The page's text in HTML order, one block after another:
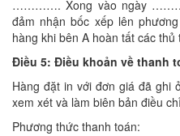
…………. Xong vào ngày
đảm nhận bốc xếp lên
hàng khi bên A hoàn tất các thủ
Điều 5: Điều khoản về thanh
Hàng đặt in với đơn giá đã ghi
xem xét và làm biên bản điều
Phương thức thanh toán: